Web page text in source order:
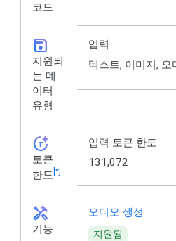
코드
save
지원되
는 데
이터
유형
입력
텍스트, 이미지, 오
token_auto
토큰
한도 [*]
입력 토큰 한도
131,072
handyman
기능
오디오 생성
지원됨